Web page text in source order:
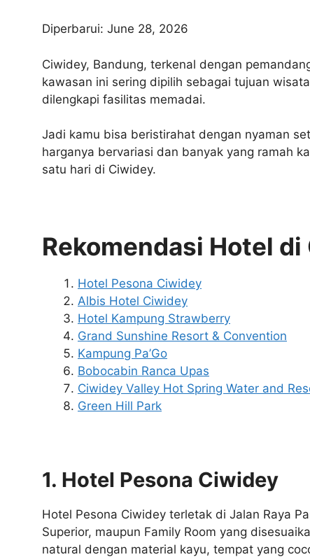
Diperbarui: June 28, 2026
Ciwidey, Bandung, terkenal dengan
kawasan ini sering dipilih sebagai tujuan
dilengkapi fasilitas memadai.
Jadi kamu bisa beristirahat dengan nyaman
harganya bervariasi dan banyak yang ramah
satu hari di Ciwidey.
Rekomendasi Hotel
Hotel Pesona Ciwidey
Albis Hotel Ciwidey
Hotel Kampung Strawberry
Grand Sunshine Resort & Convention
Kampung Pa’Go
Bobocabin Ranca Upas
Ciwidey Valley Hot Spring Water and
Green Hill Park
1. Hotel Pesona Ciwidey
Hotel Pesona Ciwidey terletak di Jalan Raya
Superior, maupun Family Room yang
natural dengan material kayu, tempat yang